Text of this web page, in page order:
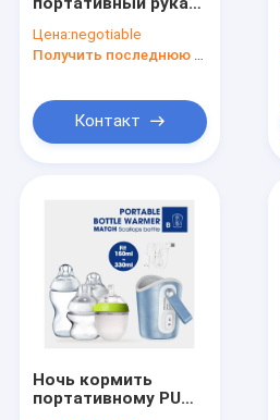
термостата USB
грелки бутылки
Цена:negotiable
Получить последнюю цену
Контакт
Ночь кормить
портативному PU